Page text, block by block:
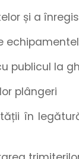
și a
publicul la
plângeri
în